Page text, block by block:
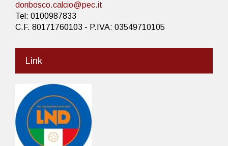
donbosco.calcio@pec.it
Tel: 0100987833
C.F. 80171760103 - P.IVA: 03549710105
Link